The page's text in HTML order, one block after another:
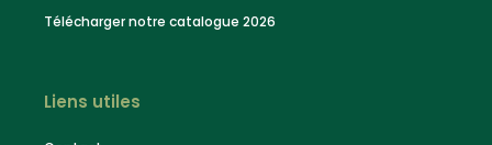
Télécharger notre catalogue 2026
Liens utiles